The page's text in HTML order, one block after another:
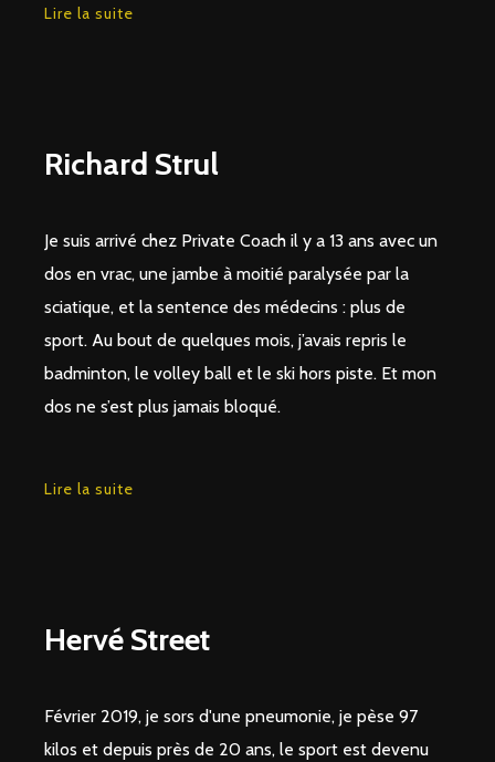
Lire la suite
Richard Strul
Je suis arrivé chez Private Coach il y a 13 ans avec un
dos en vrac, une jambe à moitié paralysée par la
sciatique, et la sentence des médecins : plus de
sport. Au bout de quelques mois, j’avais repris le
badminton, le volley ball et le ski hors piste. Et mon
dos ne s’est plus jamais bloqué.
Lire la suite
Hervé Street
Février 2019, je sors d'une pneumonie, je pèse 97
kilos et depuis près de 20 ans, le sport est devenu